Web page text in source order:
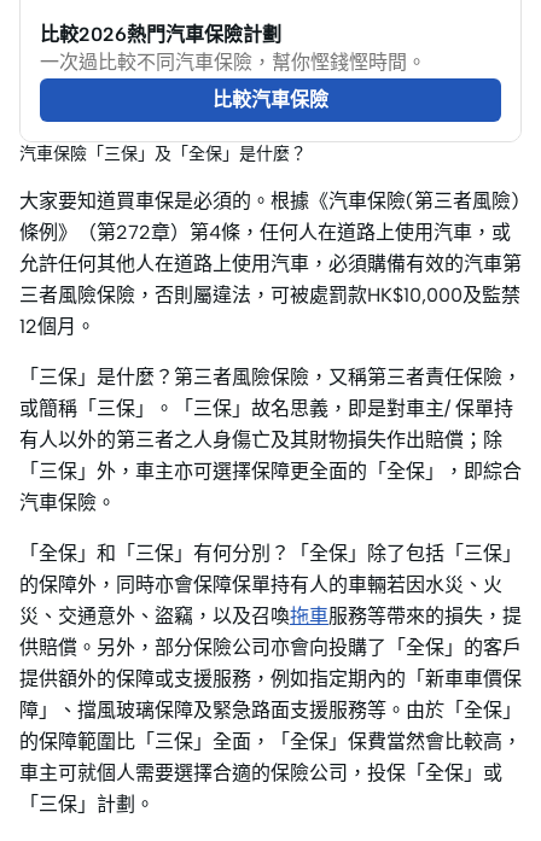
比較2026熱門汽車保險計劃
一次過比較不同汽車保險，幫你慳錢慳時間。
比較汽車保險
汽車保險「三保」及「全保」是什麼？
大家要知道買車保是必須的。根據《汽車保險(第三者風險)
條例》（第272章）第4條，任何人在道路上使用汽車，或
允許任何其他人在道路上使用汽車，必須購備有效的汽車第
三者風險保險，否則屬違法，可被處罰款HK$10,000及監禁
12個月。
「三保」是什麼？第三者風險保險，又稱第三者責任保險，
或簡稱「三保」。「三保」故名思義，即是對車主/ 保單持
有人以外的第三者之人身傷亡及其財物損失作出賠償；除
「三保」外，車主亦可選擇保障更全面的「全保」，即綜合
汽車保險。
「全保」和「三保」有何分別？「全保」除了包括「三保」
的保障外，同時亦會保障保單持有人的車輛若因水災、火
災、交通意外、盜竊，以及召喚拖車服務等帶來的損失，提
供賠償。另外，部分保險公司亦會向投購了「全保」的客戶
提供額外的保障或支援服務，例如指定期內的「新車車價保
障」、擋風玻璃保障及緊急路面支援服務等。由於「全保」
的保障範圍比「三保」全面，「全保」保費當然會比較高，
車主可就個人需要選擇合適的保險公司，投保「全保」或
「三保」計劃。